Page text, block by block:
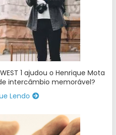
1 ajudou o Henrique Mota
intercâmbio memorável?
Lendo